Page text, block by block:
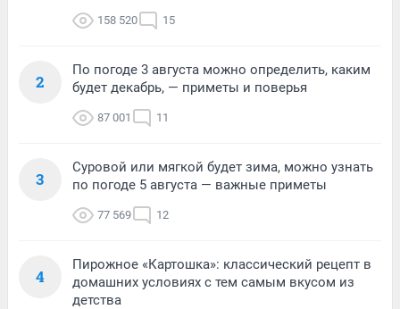
158 520 15
2
По погоде 3 августа можно определить, каким
будет декабрь, — приметы и поверья
87 001 11
3
Суровой или мягкой будет зима, можно узнать
по погоде 5 августа — важные приметы
77 569 12
4
Пирожное «Картошка»: классический рецепт в
домашних условиях с тем самым вкусом из
детства